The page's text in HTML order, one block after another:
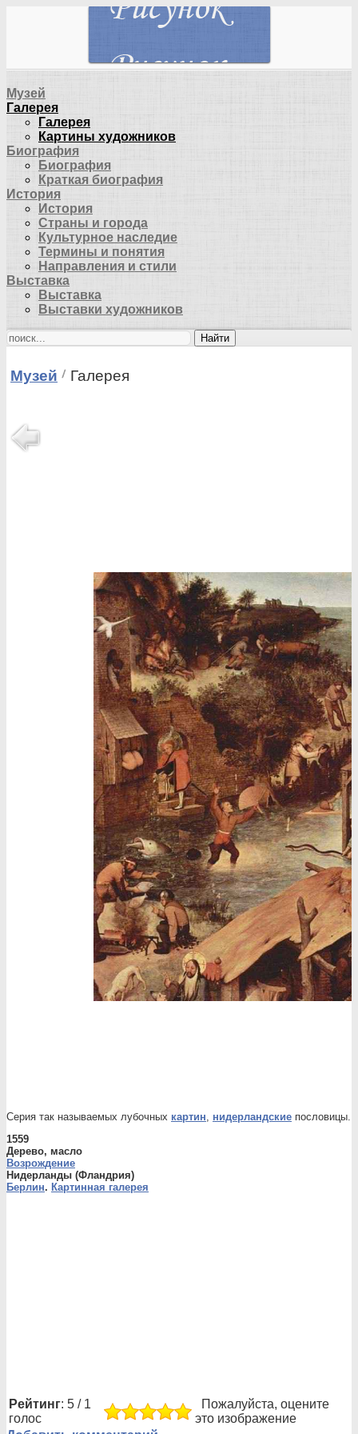
Музей
Галерея
Галерея
Картины художников
Биография
Биография
Краткая биография
История
История
Страны и города
Культурное наследие
Термины и понятия
Направления и стили
Выставка
Выставка
Выставки художников
Найти
Музей Галерея
Серия так называемых лубочных картин, нидерландские пословицы.
1559
Дерево, масло
Возрождение
Нидерланды (Фландрия)
Берлин. Картинная галерея
Рейтинг: 5 / 1
голос
Пожалуйста, оцените
это изображение